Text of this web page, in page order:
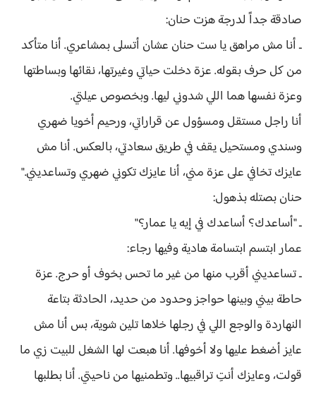
صادقة جداً لدرجة هزت حنان:
ـ أنا مش مراهق يا ست حنان عشان أتسلى بمشاعري. أنا متأكد
من كل حرف بقوله. عزة دخلت حياتي وغيرتها، نقائها وبساطتها
وعزة نفسها هما اللي شدوني ليها. وبخصوص عيلتي.
أنا راجل مستقل ومسؤول عن قراراتي، ورحيم أخويا ضهري
وسندي ومستحيل يقف في طريق سعادتي، بالعكس. أنا مش
عايزك تخافي على عزة مني، أنا عايزك تكوني ضهري وتساعديني."
حنان بصتله بذهول:
ـ "أساعدك؟ أساعدك في إيه يا عمار؟"
عمار ابتسم ابتسامة هادية وفيها رجاء:
ـ تساعديني أقرب منها من غير ما تحس بخوف أو حرج. عزة
حاطة بيني وبينها حواجز وحدود من حديد، الحادثة بتاعة
النهاردة والوجع اللي في رجلها خلاها تلين شوية، بس أنا مش
عايز أضغط عليها ولا أخوفها. أنا هبعت لها الشغل للبيت زي ما
قولت، وعايزك أنتِ تراقبيها.. وتطمنيها من ناحيتي. أنا بطلبها